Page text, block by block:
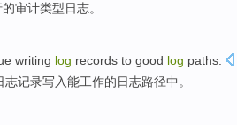
的审计类型日志。
writing log records to good log paths
志记录写入能工作的日志路径中。